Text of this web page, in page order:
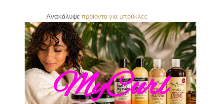
Ανακάλυψεπροϊόντα για μπούκλες
MyCurl